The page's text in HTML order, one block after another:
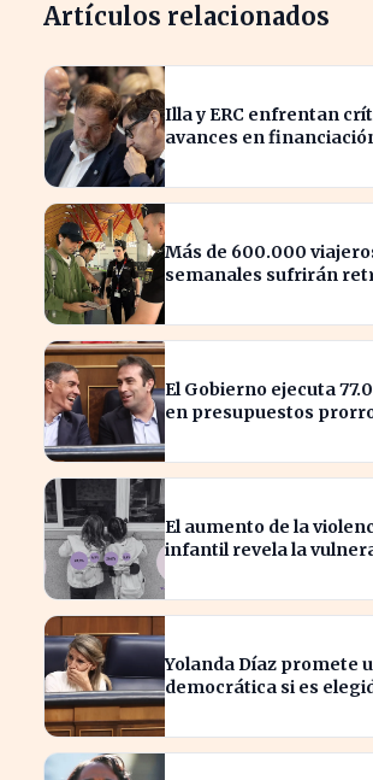
Artículos relacionados
Illa y ERC enfrentan
avances en
Más de 600.000
semanales sufrirán
El Gobierno ejecuta
en presupuestos
El aumento de la
infantil revela la
Yolanda Díaz promete
democrática si es